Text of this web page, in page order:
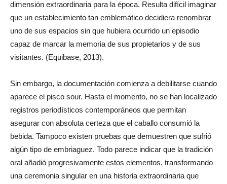
dimensión extraordinaria para la época. Resulta difícil imaginar
que un establecimiento tan emblemático decidiera renombrar
uno de sus espacios sin que hubiera ocurrido un episodio
capaz de marcar la memoria de sus propietarios y de sus
visitantes. (Equibase, 2013).
Sin embargo, la documentación comienza a debilitarse cuando
aparece el pisco sour. Hasta el momento, no se han localizado
registros periodísticos contemporáneos que permitan
asegurar con absoluta certeza que el caballo consumió la
bebida. Tampoco existen pruebas que demuestren que sufrió
algún tipo de embriaguez. Todo parece indicar que la tradición
oral añadió progresivamente estos elementos, transformando
una ceremonia singular en una historia extraordinaria que